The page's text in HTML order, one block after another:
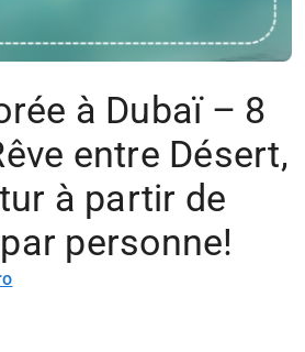
à Dubaï – 8
entre Désert,
à partir de
personne!